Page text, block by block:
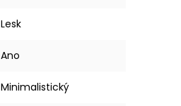
Lesk
Ano
Minimalistický